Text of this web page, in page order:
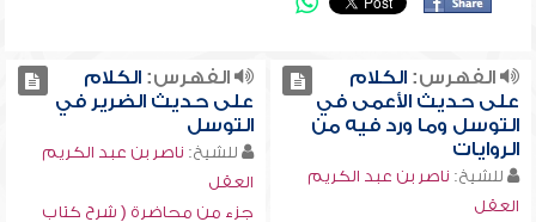
الفهرس:الكلام
على حديث الأعمى في
التوسل وما ورد فيه من
الروايات
للشيخ: ناصر بن عبد الكريم
العقل
الفهرس:الكلام
على حديث الضرير في
التوسل
للشيخ: ناصر بن عبد الكريم
العقل
جزء من محاضرة ( شرح كتاب